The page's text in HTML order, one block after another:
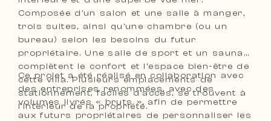
Composée d’un salon et une salle à manger,
trois suites, ainsi qu’une chambre (ou un
bureau) selon les besoins du futur
propriétaire. Une salle de sport et un sauna
complètent le confort et l’espace bien-être de
cette villa. Plusieurs emplacements de
stationnement, faciles d’accès, se trouvent à
l’intérieur de la propriété.
Ce projet a été réalisé en collaboration avec
des entreprises renommées, avec des
volumes livrés « bruts », afin de permettre
aux futurs propriétaires de personnaliser les